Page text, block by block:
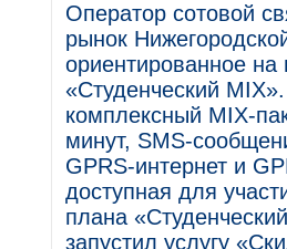
Оператор сотовой
рынок
ориентированное
«Студенческий
комплексный MIX-
минут, SMS-
GPRS-интернет и
доступная для
плана
запустил услугу